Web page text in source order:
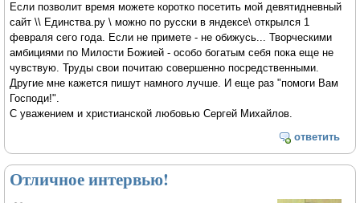
Если позволит время можете коротко посетить мой девятидневный
сайт \\ Единства.ру \ можно по русски в яндексе\ открылся 1
февраля сего года. Если не примете - не обижусь... Творческими
амбициями по Милости Божией - особо богатым себя пока еще не
чувствую. Труды свои почитаю совершенно посредственными.
Другие мне кажется пишут намного лучше. И еще раз "помоги Вам
Господи!".
С уважением и христианской любовью Сергей Михайлов.
ответить
Отличное интервью!